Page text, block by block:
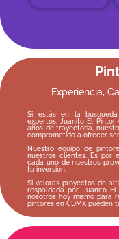
Experiencia,
Si estás en la
expertos, Juanito El
años de trayectoria,
comprometido a ofrecer
Nuestro equipo de
nuestros clientes. Es por
cada uno de nuestros
tu inversión.
Si valoras proyectos de
respaldada por Juanito
nosotros hoy mismo para
pintores en CDMX pueden